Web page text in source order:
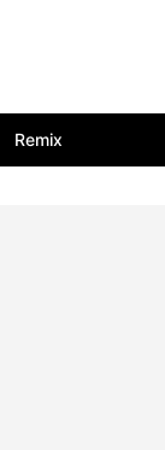
Remix